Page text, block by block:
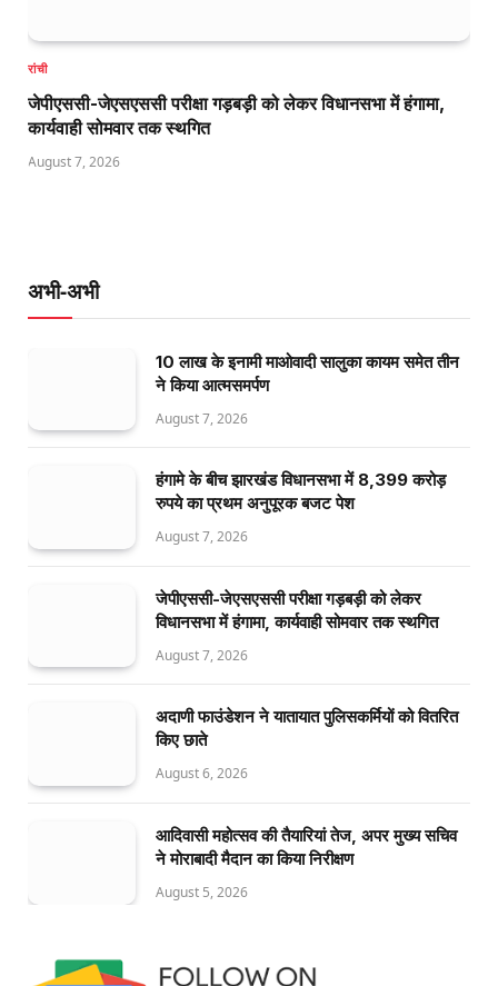
रांची
जेपीएससी-जेएसएससी परीक्षा गड़बड़ी को लेकर विधानसभा में हंगामा,
कार्यवाही सोमवार तक स्थगित
August 7, 2026
अभी-अभी
10 लाख के इनामी माओवादी सालुका कायम समेत तीन
ने किया आत्मसमर्पण
August 7, 2026
हंगामे के बीच झारखंड विधानसभा में 8,399 करोड़
रुपये का प्रथम अनुपूरक बजट पेश
August 7, 2026
जेपीएससी-जेएसएससी परीक्षा गड़बड़ी को लेकर
विधानसभा में हंगामा, कार्यवाही सोमवार तक स्थगित
August 7, 2026
अदाणी फाउंडेशन ने यातायात पुलिसकर्मियों को वितरित
किए छाते
August 6, 2026
आदिवासी महोत्सव की तैयारियां तेज, अपर मुख्य सचिव
ने मोराबादी मैदान का किया निरीक्षण
August 5, 2026